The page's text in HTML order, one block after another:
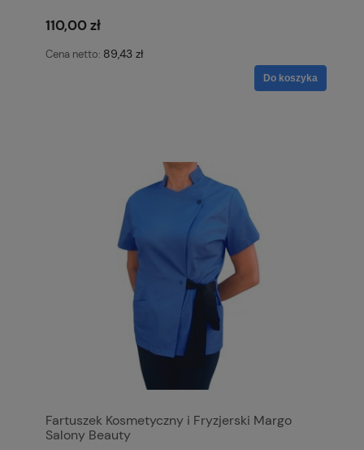
110,00 zł
Cena netto: 89,43 zł
Do koszyka
Fartuszek Kosmetyczny i Fryzjerski Margo
Salony Beauty